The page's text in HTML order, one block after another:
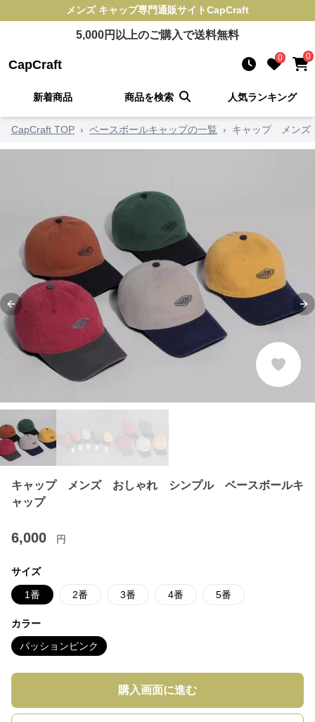
メンズ キャップ専門通販サイトCapCraft
5,000円以上のご購入で送料無料
CapCraft 0 0
新着商品 商品を検索 人気ランキング
CapCraft TOP › ベースボールキャップの一覧 › キャップ メン
Previous slide
キャップ メンズ おしゃれ シンプル ベースボールキ
ャップ
6,000 円
サイズ
1番 2番 3番 4番 5番
カラー
パッションピンク
購入画面に進む